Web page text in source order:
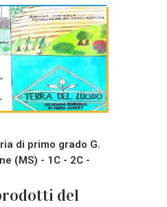
di primo grado G.
(MS) - 1C - 2C -
del